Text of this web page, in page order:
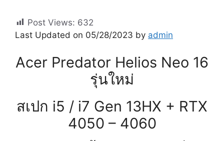
Post Views: 632
Last Updated on 05/28/2023 by admin
Acer Predator Helios Neo 16
รุ่นใหม่
สเปก i5 / i7 Gen 13HX + RTX
4050 – 4060